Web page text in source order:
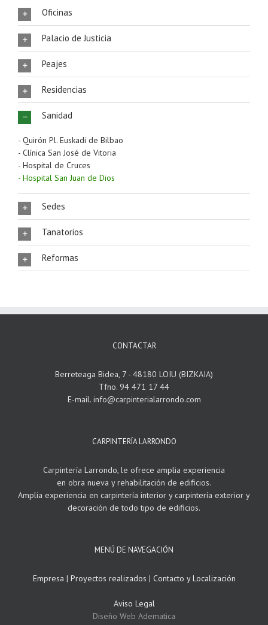
Oficinas
Palacio de Justicia
Peajes
Residencias
Sanidad
- Quirón Pl. Euskadi de Bilbao
- Clínica San José de Vitoria
- Hospital de Cruces
- Hospital San Juan de Dios
Sedes
Tanatorios
Reformas
CONTACTAR
Berreteaga Bidea, 7 - 48180 LOIU (BIZKAIA)
Tfno. 94 471 17 44
E-mail. info@carpinterialarrondo.com
CARPINTERÍA LARRONDO
Carpintería Larrondo, le ofrece amplia experiencia
en obra nueva y rehabilitación de edificios.
Amplia experiencia en carpintería interior y carpintería exterior y
decoración de todo tipo de edificios.
MENÚ DE NAVEGACIÓN
Empresa | Proyectos realizados | Contacto y Localización
Aviso Legal
Diseño Web Adematica